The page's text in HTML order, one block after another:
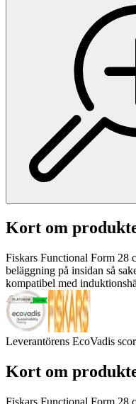
Kort om
Fiskars Functional Form 28
beläggning på insidan så
kompatibel med
Leverantörens EcoVadis
Kort om
Fiskars Functional Form 28